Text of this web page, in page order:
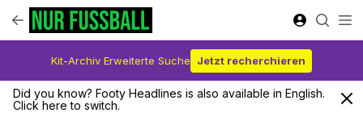
Kit-Archiv Erweiterte Suche Jetzt recherchieren
Did you know? Footy Headlines is also available in English.
Click here to switch.